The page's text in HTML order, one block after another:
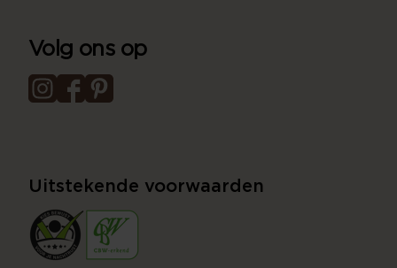
Volg ons op
Uitstekende voorwaarden